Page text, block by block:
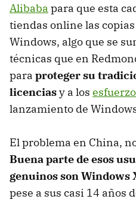
Alibaba para que esta
tiendas online las
Windows, algo que se
técnicas que en
para proteger su
licenciasy a los
lanzamiento de
El problema en China,
Buena parte de esos
genuinos son Windows
pese a sus casi 14 años